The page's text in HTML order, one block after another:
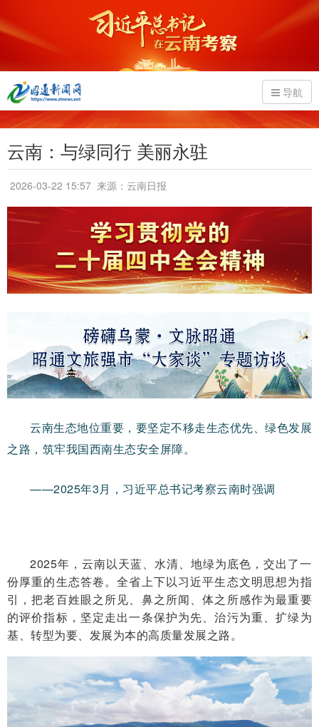
导航
云南：与绿同行 美丽永驻
2026-03-22 15:57 来源：云南日报
云南生态地位重要，要坚定不移走生态优先、绿色发展
之路，筑牢我国西南生态安全屏障。
——2025年3月，习近平总书记考察云南时强调
2025年，云南以天蓝、水清、地绿为底色，交出了一
份厚重的生态答卷。全省上下以习近平生态文明思想为指
引，把老百姓眼之所见、鼻之所闻、体之所感作为最重要
的评价指标，坚定走出一条保护为先、治污为重、扩绿为
基、转型为要、发展为本的高质量发展之路。